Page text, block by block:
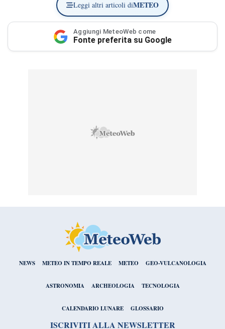
Leggi altri articoli diMETEO
Aggiungi MeteoWeb come
Fonte preferita su Google
NEWS METEO IN TEMPO REALE METEO GEO-VULCANOLOGIA
ASTRONOMIA ARCHEOLOGIA TECNOLOGIA
CALENDARIO LUNARE GLOSSARIO
ISCRIVITI ALLA NEWSLETTER